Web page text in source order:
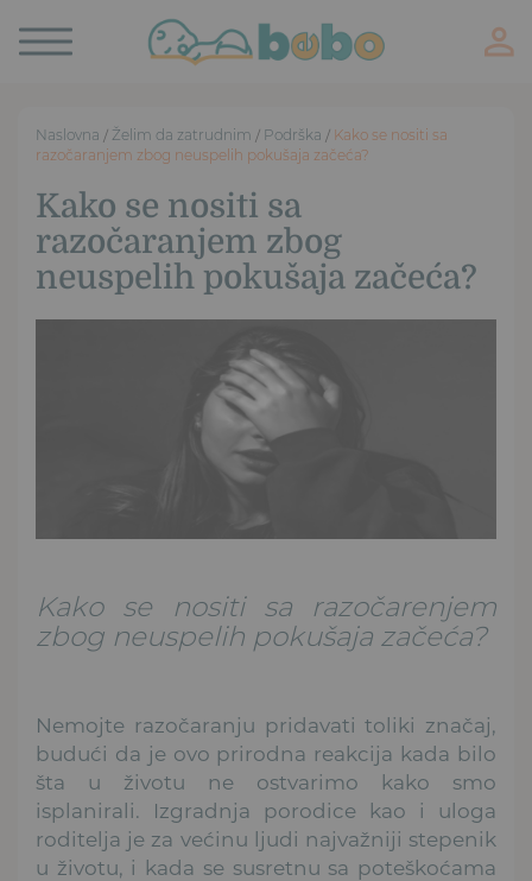
Toggle
navigation
Naslovna / Želim da zatrudnim / Podrška / Kako se nositi sa
razočaranjem zbog neuspelih pokušaja začeća?
Kako se nositi sa
razočaranjem zbog
neuspelih pokušaja začeća?
Kako se nositi sa razočarenjem
zbog neuspelih pokušaja začeća?
Nemojte razočaranju pridavati toliki značaj,
budući da je ovo prirodna reakcija kada bilo
šta u životu ne ostvarimo kako smo
isplanirali.
Izgradnja porodice kao i uloga
roditelja je za većinu ljudi najvažniji stepenik
u životu, i kada se susretnu sa poteškoćama